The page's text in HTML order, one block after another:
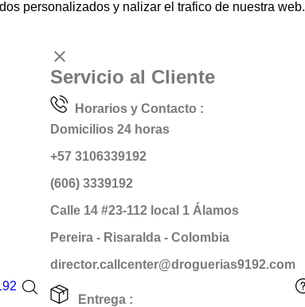
personalizados y nalizar el trafico de nuestra web.
clear
Servicio al Cliente
Horarios y Contacto :
Domicilios 24 horas
+57 3106339192
(606) 3339192
Calle 14 #23-112 local 1 Álamos
Pereira - Risaralda - Colombia
director.callcenter@droguerias9192.com
Entrega :